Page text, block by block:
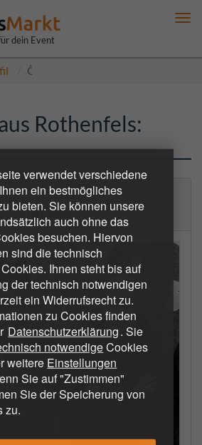
verwendet verschiedene
ein bestmögliches
bieten. Sie können unsere
auch ohne das
besuchen. Hiervon
sind die technisch
Ihnen steht bis auf
der technisch notwendigen
ein Widerrufsrecht zu.
zu Cookies finden
Datenschutzerklärung. Sie
notwendigeCookies
weitere Einstellungen
Sie auf "Zustimmen"
Sie der Speicherung von
zu.
dein Event
Öffentlich
Rothenfels:
Unterfranken